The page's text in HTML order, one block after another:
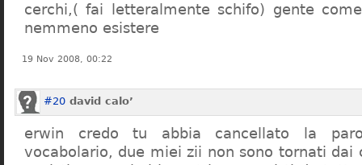
cerchi,( fai letteralmente schifo) gente
nemmeno esistere
19 Nov 2008, 00:22
#20 david calo’
erwin credo tu abbia cancellato la
vocabolario, due miei zii non sono tornati dai